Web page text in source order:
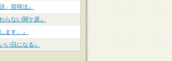
」習得法』
らない関ケ原』
ます。』
い日になる』